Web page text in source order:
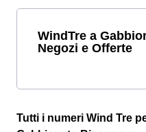
WindTre a
Negozi e Offerte
Tutti i numeri Wind Tre